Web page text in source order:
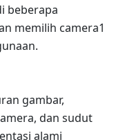
beberapa
memilih camera1
gambar,
dan sudut
alami